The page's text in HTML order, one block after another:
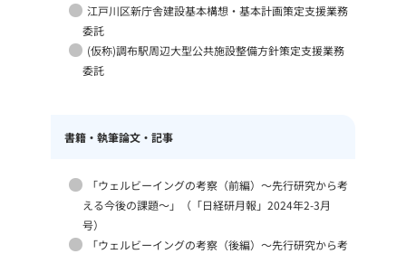
江戸川区新庁舎建設基本構想・基本計画策定支援業務
委託
(仮称)調布駅周辺大型公共施設整備方針策定支援業務
委託
書籍・執筆論文・記事
「ウェルビーイングの考察（前編）～先行研究から考
える今後の課題～」（「日経研月報」2024年2-3月
号）
「ウェルビーイングの考察（後編）～先行研究から考